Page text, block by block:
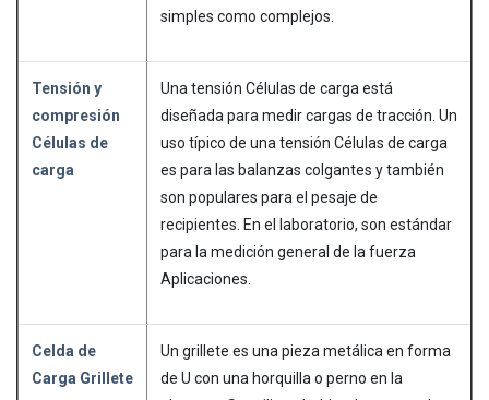
simples como complejos.
Tensión y
compresión
Células de
carga
Una tensión Células de carga está
diseñada para medir cargas de tracción. Un
uso típico de una tensión Células de carga
es para las balanzas colgantes y también
son populares para el pesaje de
recipientes. En el laboratorio, son estándar
para la medición general de la fuerza
Aplicaciones.
Celda de
Carga Grillete
Un grillete es una pieza metálica en forma
de U con una horquilla o perno en la